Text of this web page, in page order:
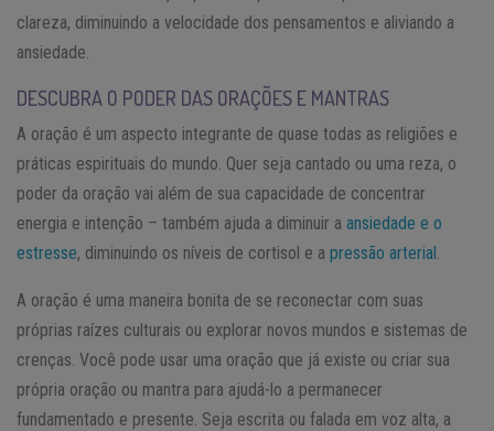
clareza, diminuindo a velocidade dos pensamentos e aliviando a
ansiedade.
DESCUBRA O PODER DAS ORAÇÕES E MANTRAS
A oração é um aspecto integrante de quase todas as religiões e
práticas espirituais do mundo. Quer seja cantado ou uma reza, o
poder da oração vai além de sua capacidade de concentrar
energia e intenção – também ajuda a diminuir a ansiedade e o
estresse, diminuindo os níveis de cortisol e a pressão arterial
A oração é uma maneira bonita de se reconectar com suas
próprias raízes culturais ou explorar novos mundos e sistemas de
crenças. Você pode usar uma oração que já existe ou criar sua
própria oração ou mantra para ajudá-lo a permanecer
fundamentado e presente. Seja escrita ou falada em voz alta, a